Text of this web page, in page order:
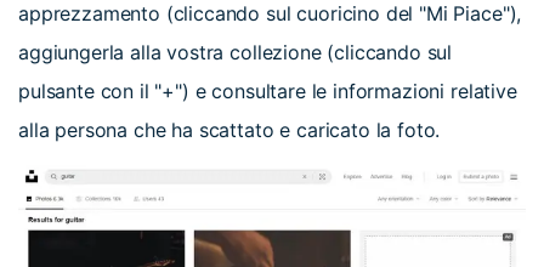
apprezzamento (cliccando sul cuoricino del "Mi Piace"),
aggiungerla alla vostra collezione (cliccando sul
pulsante con il "+") e consultare le informazioni relative
alla persona che ha scattato e caricato la foto.